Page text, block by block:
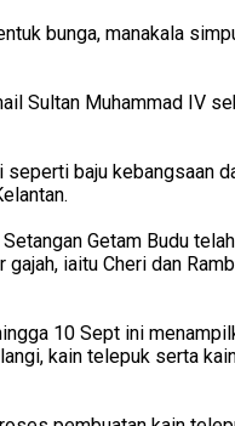
bunga, manakala
Sultan Muhammad IV
baju kebangsaan
Getam Budu
iaitu Cheri dan
10 Sept ini
kain telepuk serta